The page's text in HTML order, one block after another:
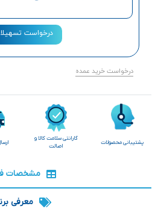
درخواست
درخواست خرید عمده
پشتیبانی محصولات
گارانتی سلامت کالا و
اصالت
مشخصات
معرفی